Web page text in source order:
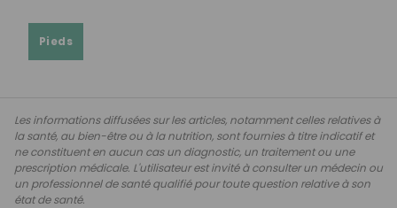
Pieds
Les informations diffusées sur les articles, notamment celles relatives à
la santé, au bien-être ou à la nutrition, sont fournies à titre indicatif et
ne constituent en aucun cas un diagnostic, un traitement ou une
prescription médicale. L'utilisateur est invité à consulter un médecin ou
un professionnel de santé qualifié pour toute question relative à son
état de santé.